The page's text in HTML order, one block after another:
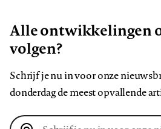
Alle ontwikkelingen
volgen?
Schrijf je nu in voor onze
donderdag de meest opvallende